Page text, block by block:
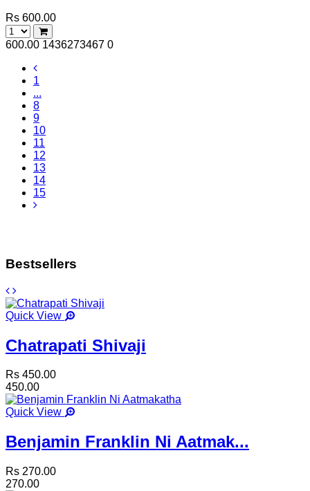
Rs 600.00
600.00 1436273467 0
1
...
8
9
10
11
12
13
14
15
Bestsellers
Quick View
Chatrapati Shivaji
Rs 450.00
450.00
Quick View
Benjamin Franklin Ni Aatmak...
Rs 270.00
270.00